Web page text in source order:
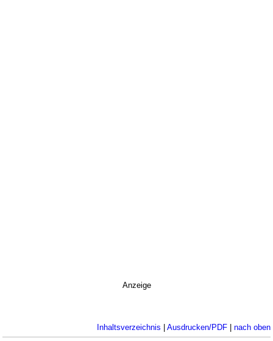
Anzeige
Inhaltsverzeichnis | Ausdrucken/PDF| nach oben